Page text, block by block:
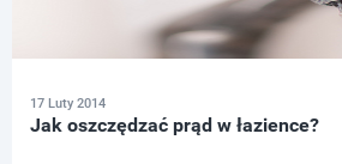
17 Luty 2014
Jak oszczędzać prąd w łazience?